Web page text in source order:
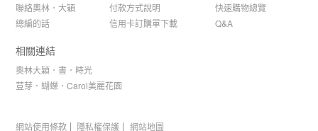
聯絡奧林．大穎
總編的話
付款方式說明
信用卡訂購單下載
快速購物總覽
Q&A
相關連結
奧林大穎．書．時光
荳芽．蝴蝶．Carol美麗花園
網站使用條款 隱私權保護 網站地圖